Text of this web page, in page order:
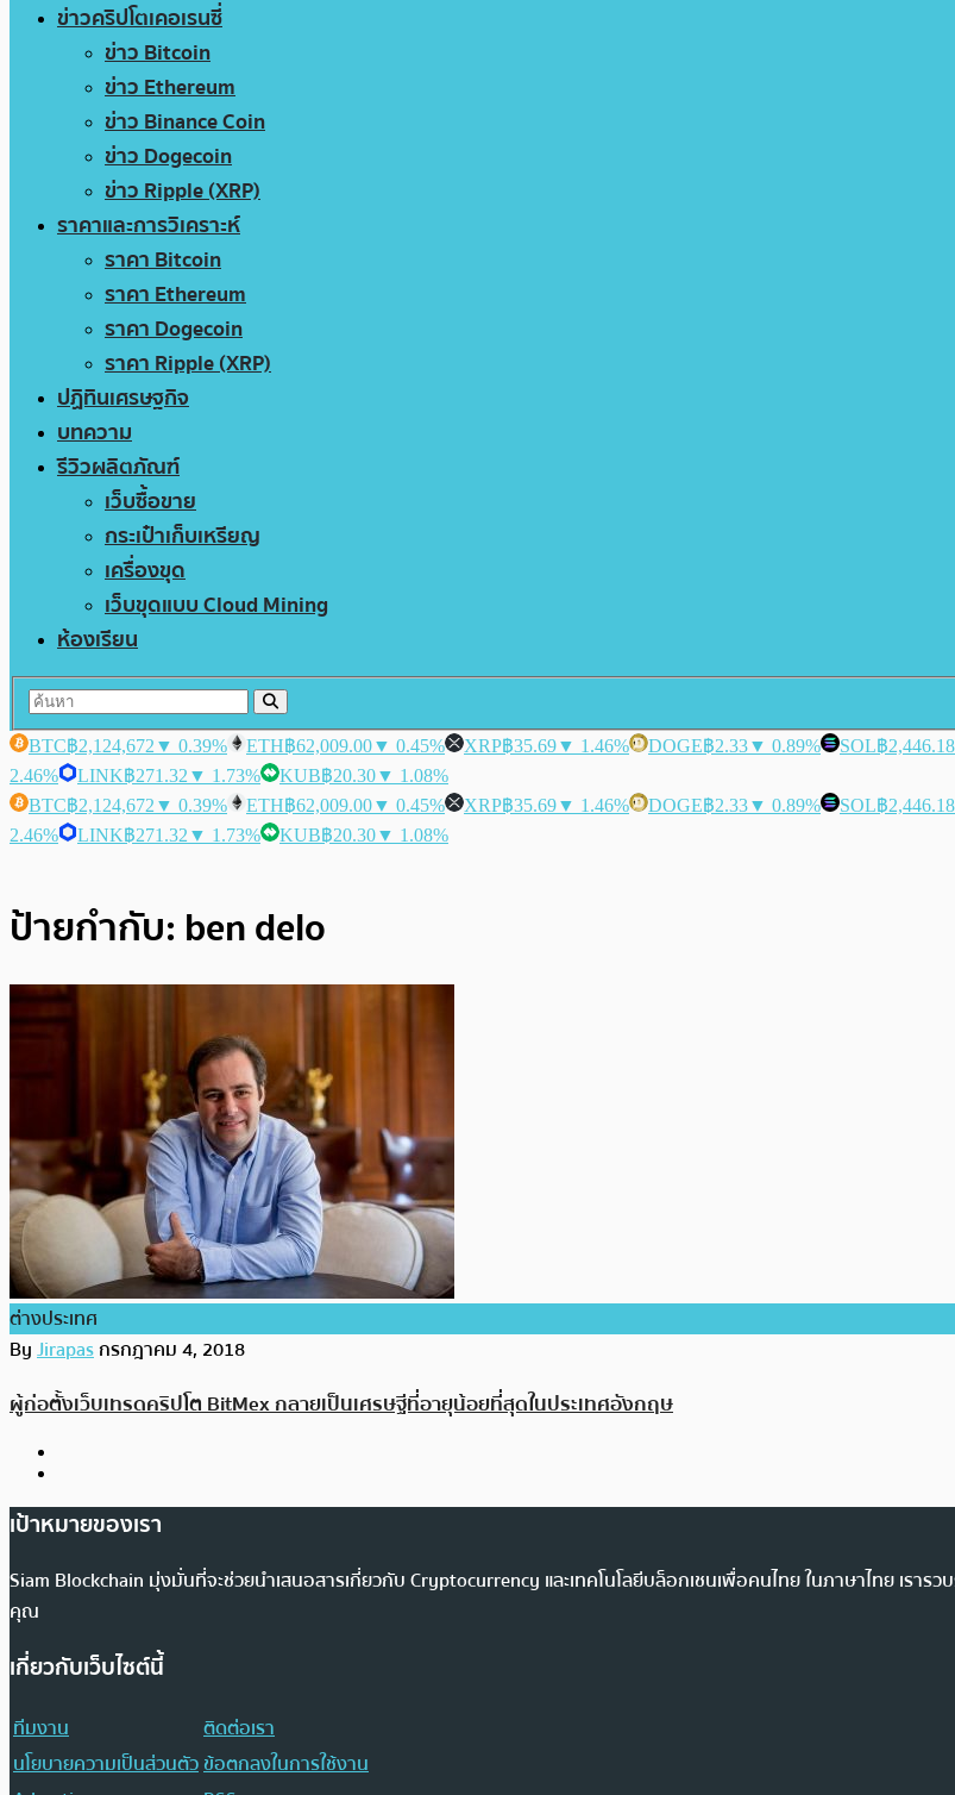
ข่าวคริปโตเคอเรนซี่
ข่าว Bitcoin
ข่าว Ethereum
ข่าว Binance Coin
ข่าว Dogecoin
ข่าว Ripple (XRP)
ราคาและการวิเคราะห์
ราคา Bitcoin
ราคา Ethereum
ราคา Dogecoin
ราคา Ripple (XRP)
ปฏิทินเศรษฐกิจ
บทความ
รีวิวผลิตภัณฑ์
เว็บซื้อขาย
กระเป๋าเก็บเหรียญ
เครื่องขุด
เว็บขุดแบบ Cloud Mining
ห้องเรียน
BTC฿2,124,672 ▼ 0.39% ETH฿62,009.00▼ 0.45% XRP฿35.69▼ 1.46% DOGE฿2.33▼ 0.89% SOL฿2,446.18
2.46%
LINK฿271.32 ▼ 1.73% KUB฿20.30▼ 1.08%
BTC฿2,124,672 ▼ 0.39% ETH฿62,009.00▼ 0.45% XRP฿35.69▼ 1.46% DOGE฿2.33▼ 0.89% SOL฿2,446.18
2.46%
LINK฿271.32 ▼ 1.73% KUB฿20.30▼ 1.08%
ป้ายกำกับ: ben delo
ต่างประเทศ
ByJirapasกรกฎาคม 4, 2018
ผู้ก่อตั้งเว็บเทรดคริปโต BitMex กลายเป็นเศรษฐีที่อายุน้อยที่สุดในประเทศอังกฤษ
เป้าหมายของเรา
Siam Blockchain มุ่งมั่นที่จะช่วยนำเสนอสารเกี่ยวกับ Cryptocurrency และเทคโนโลยีบล็อกเชนเพื่อคนไทย ในภาษาไทย เรา
คุณ
เกี่ยวกับเว็บไซต์นี้
ทีมงาน
ติดต่อเรา
นโยบายความเป็นส่วนตัวข้อตกลงในการใช้งาน